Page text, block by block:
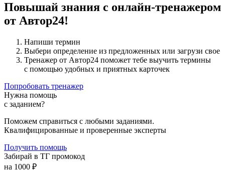
Повышай знания с онлайн-тренажером
от Автор24!
Напиши термин
Выбери определение из предложенных или загрузи свое
Тренажер от Автор24 поможет тебе выучить термины
с помощью удобных и приятных карточек
Попробовать тренажер
Нужна помощь
с заданием?
Поможем справиться с любыми заданиями.
Квалифицированные и проверенные эксперты
Получить помощь
Забирай в ТГ промокод
на 1000 ₽